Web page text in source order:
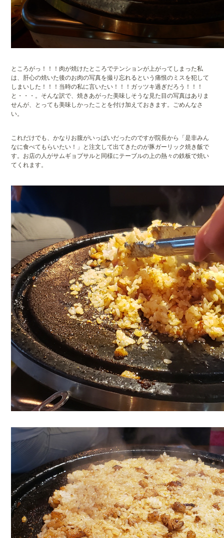
ところがっ！！！肉が焼けたところでテンションが上がってしまった私
は、肝心の焼いた後のお肉の写真を撮り忘れるという痛恨のミスを犯して
しまいした！！！当時の私に言いたい！！！ガッツキ過ぎだろう！！！
と・・・。そんな訳で、焼きあがった美味しそうな見た目の写真はありま
せんが、とっても美味しかったことを付け加えておきます。ごめんなさ
い。
これだけでも、かなりお腹がいっぱいだったのですが院長から「是非みん
なに食べてもらいたい！」と注文して出てきたのが豚ガーリック焼き飯で
す。お店の人がサムギョプサルと同様にテーブルの上の熱々の鉄板で焼い
てくれます。